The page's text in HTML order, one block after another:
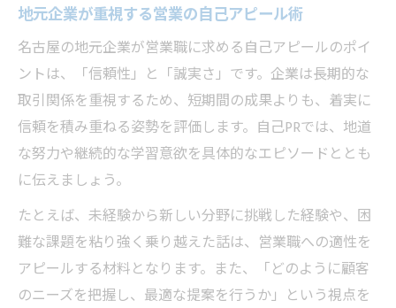
地元企業が重視する営業の自己アピール術
名古屋の地元企業が営業職に求める自己アピールのポイ
ントは、「信頼性」と「誠実さ」です。企業は長期的な
取引関係を重視するため、短期間の成果よりも、着実に
信頼を積み重ねる姿勢を評価します。自己PRでは、地道
な努力や継続的な学習意欲を具体的なエピソードととも
に伝えましょう。
たとえば、未経験から新しい分野に挑戦した経験や、困
難な課題を粘り強く乗り越えた話は、営業職への適性を
アピールする材料となります。また、「どのように顧客
のニーズを把握し、最適な提案を行うか」という視点を